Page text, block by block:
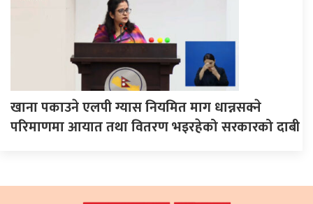
खाना पकाउने एलपी ग्यास नियमित माग धान्नसक्ने
परिमाणमा आयात तथा वितरण भइरहेको सरकारको दाबी